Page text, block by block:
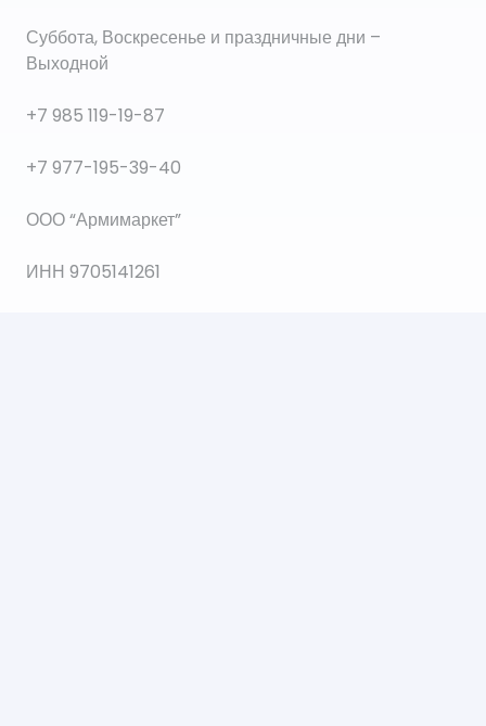
Суббота, Воскресенье и праздничные дни –
Выходной
+7 985 119-19-87
+7 977-195-39-40
ООО “Армимаркет”
ИНН 9705141261